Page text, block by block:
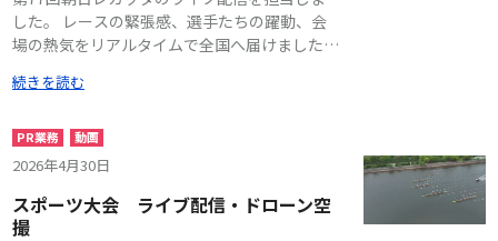
した。 レースの緊張感、選手たちの躍動、会
場の熱気をリアルタイムで全国へ届けました。
ペレーションにより、臨場感あるスポーツライ
西学連のお二人に担当いただきました。
続きを読む
PR業務 動画
2026年4月30日
スポーツ大会 ライブ配信・ドローン空
撮